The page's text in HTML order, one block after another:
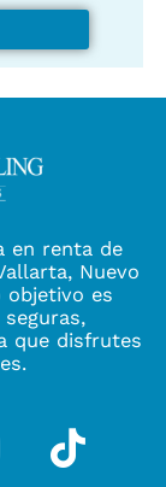
en renta de
Nuevo
objetivo es
que disfrutes